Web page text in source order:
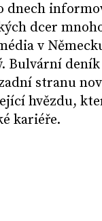
dnech
dcer
v
Bulvární
stranu
hvězdu,
kariéře.